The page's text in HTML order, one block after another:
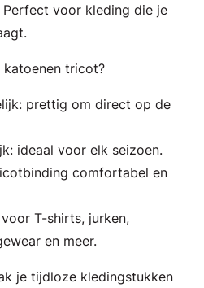
voor kleding die je
tricot?
prettig om direct op de
ideaal voor elk seizoen.
comfortabel en
T-shirts, jurken,
en meer.
je tijdloze kledingstukken